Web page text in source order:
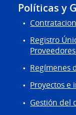
Políticas y
Registro
Regímenes
Proyectos e
Gestión del